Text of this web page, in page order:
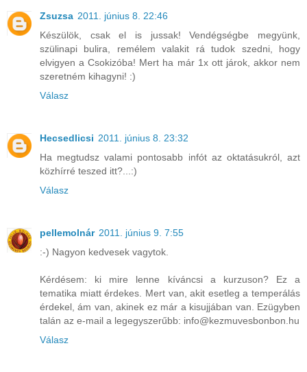
Zsuzsa 2011. június 8. 22:46
Készülök, csak el is jussak! Vendégségbe megyünk,
szülinapi bulira, remélem valakit rá tudok szedni, hogy
elvigyen a Csokizóba! Mert ha már 1x ott járok, akkor nem
szeretném kihagyni! :)
Válasz
Hecsedlicsi 2011. június 8. 23:32
Ha megtudsz valami pontosabb infót az oktatásukról, azt
közhírré teszed itt?...:)
Válasz
pellemolnár 2011. június 9. 7:55
:-) Nagyon kedvesek vagytok.
Kérdésem: ki mire lenne kíváncsi a kurzuson? Ez a
tematika miatt érdekes. Mert van, akit esetleg a temperálás
érdekel, ám van, akinek ez már a kisujjában van. Ezügyben
talán az e-mail a legegyszerűbb: info@kezmuvesbonbon.hu
Válasz